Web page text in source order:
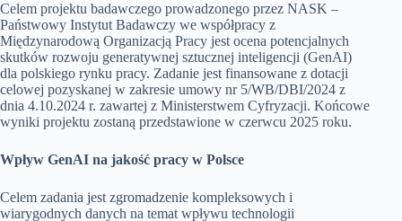
Celem projektu badawczego prowadzonego przez NASK –
Państwowy Instytut Badawczy we współpracy z
Międzynarodową Organizacją Pracy jest ocena potencjalnych
skutków rozwoju generatywnej sztucznej inteligencji (GenAI)
dla polskiego rynku pracy. Zadanie jest finansowane z dotacji
celowej pozyskanej w zakresie umowy nr 5/WB/DBI/2024 z
dnia 4.10.2024 r. zawartej z Ministerstwem Cyfryzacji. Końcowe
wyniki projektu zostaną przedstawione w czerwcu 2025 roku.
Wpływ GenAI na jakość pracy w Polsce
Celem zadania jest zgromadzenie kompleksowych i
wiarygodnych danych na temat wpływu technologii